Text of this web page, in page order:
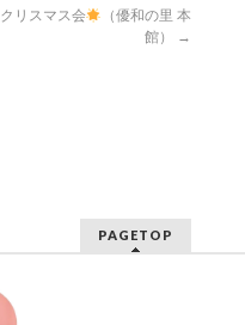
クリスマス会
（優和の里 本
館）
→
PAGETOP